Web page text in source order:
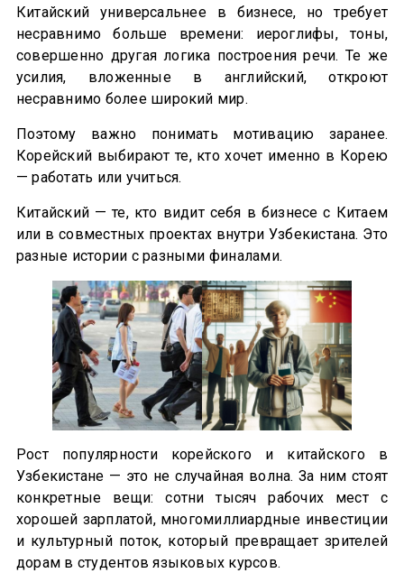
Китайский универсальнее в бизнесе, но требует
несравнимо больше времени: иероглифы, тоны,
совершенно другая логика построения речи. Те же
усилия, вложенные в английский, откроют
несравнимо более широкий мир.
Поэтому важно понимать мотивацию заранее.
Корейский выбирают те, кто хочет именно в Корею
— работать или учиться.
Китайский — те, кто видит себя в бизнесе с Китаем
или в совместных проектах внутри Узбекистана. Это
разные истории с разными финалами.
Рост популярности корейского и китайского в
Узбекистане — это не случайная волна. За ним стоят
конкретные вещи: сотни тысяч рабочих мест с
хорошей зарплатой, многомиллиардные инвестиции
и культурный поток, который превращает зрителей
дорам в студентов языковых курсов.